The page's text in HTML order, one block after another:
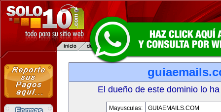
El dueño de este dominio lo
Mayusculas:
GUIAEMAILS.COM